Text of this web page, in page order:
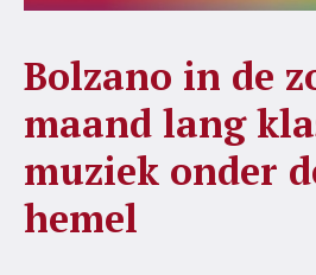
Bolzano in de
maand lang
muziek onder
hemel